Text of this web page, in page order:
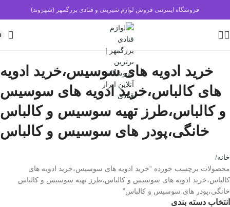
فروشگاه اینترنتی فروش لوازم شیرینی و قنادی بزرگمهر (شهروند)
خرید ادویه های سوسیس،خرید ادویه
های کالباس،خرید ادویه های سوسیس
و کالباس،طرز تهیه سوسیس و کالباس
خانگی،پودر های سوسیس و کالباس
خانه
محصولات برچسب خورده “خرید ادویه های سوسیس،خرید ادویه های
کالباس،خرید ادویه های سوسیس و کالباس،طرز تهیه سوسیس و کالباس
خانگی،پودر های سوسیس و کالباس”
انتخاب دسته بندی